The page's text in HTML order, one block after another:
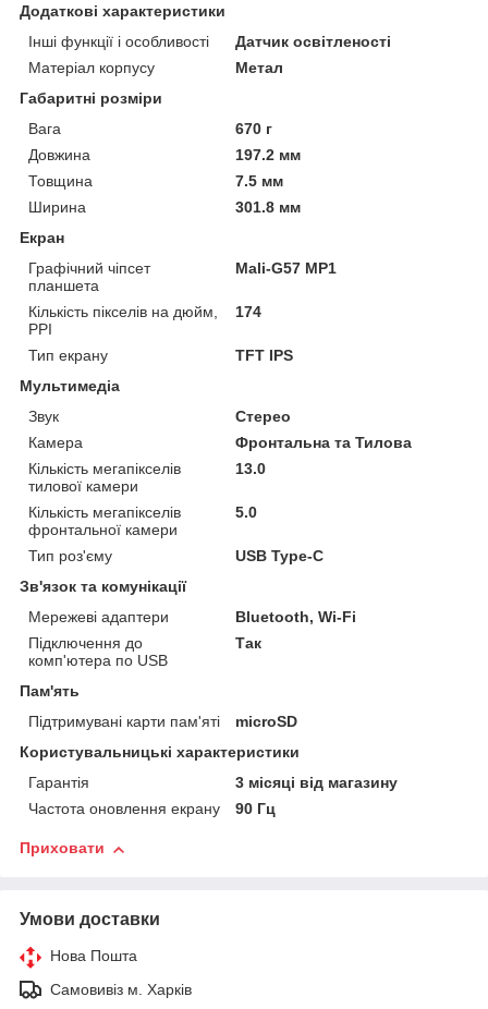
Додаткові характеристики
Інші функції і особливості
Датчик освітленості
Матеріал корпусу
Метал
Габаритні розміри
Вага
670 г
Довжина
197.2 мм
Товщина
7.5 мм
Ширина
301.8 мм
Екран
Графічний чіпсет
планшета
Mali-G57 MP1
Кількість пікселів на дюйм,
PPI
174
Тип екрану
TFT IPS
Мультимедіа
Звук
Стерео
Камера
Фронтальна та Тилова
Кількість мегапікселів
тилової камери
13.0
Кількість мегапікселів
фронтальної камери
5.0
Тип роз'єму
USB Type-C
Зв'язок та комунікації
Мережеві адаптери
Bluetooth, Wi-Fi
Підключення до
комп'ютера по USB
Так
Пам'ять
Підтримувані карти пам'яті
microSD
Користувальницькі характеристики
Гарантія
3 місяці від магазину
Частота оновлення екрану
90 Гц
Приховати
Умови доставки
Нова Пошта
Самовивіз м. Харків